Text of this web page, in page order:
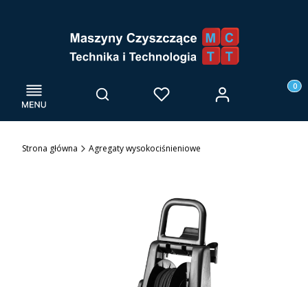
Menu Otwórz wyszukiwarkę
Szukaj Ulubione Zaloguj się
Strona główna Agregaty wysokociśnieniowe